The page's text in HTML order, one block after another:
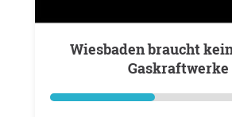
Wiesbaden braucht keine neuen
Gaskraftwerke